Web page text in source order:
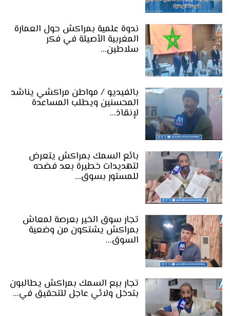
ندوة علمية بمراكش حول العمارة
المغربية الأصيلة في فكر
سلاطين…
بالفيديو / مواطن مراكشي يناشد
المحسنين ويطلب المساعدة
لإنقاذ…
بائع السمك بمراكش يتعرض
لتهديدات خطيرة بعد فضحه
للمستور بسوق…
تجار سوق الخير بعرصة لمعاش
بمراكش يشتكون من وضعية
السوق…
تجار بيع السمك بمراكش يطالبون
بتدخل ولائي عاجل للتحقيق في…